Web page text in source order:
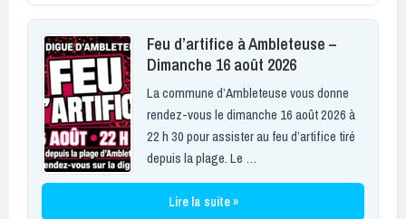
Feu d’artifice à Ambleteuse –
Dimanche 16 août 2026
La commune d’Ambleteuse vous donne
rendez-vous le dimanche 16 août 2026 à
22 h 30 pour assister au feu d’artifice tiré
depuis la plage. Le …
Lire la suite »